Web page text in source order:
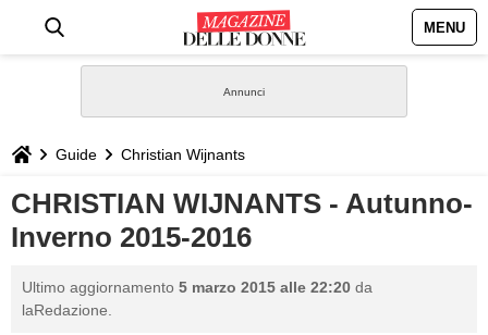
MENU
STILE
BIOGRAFIE
DEFINIZIONI
Guide Christian Wijnants
CHRISTIAN WIJNANTS - Autunno-
Inverno 2015-2016
Ultimo aggiornamento 5 marzo 2015 alle 22:20 da
laRedazione.